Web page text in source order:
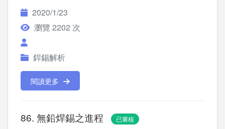
2020/1/23
瀏覽 2202 次
銲錫解析
閱讀更多
86. 無鉛焊錫之進程 已審核